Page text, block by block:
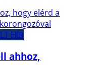
HÍR
ahhoz,